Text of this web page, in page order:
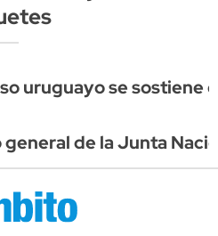
uruguayo se sostiene
de la Junta